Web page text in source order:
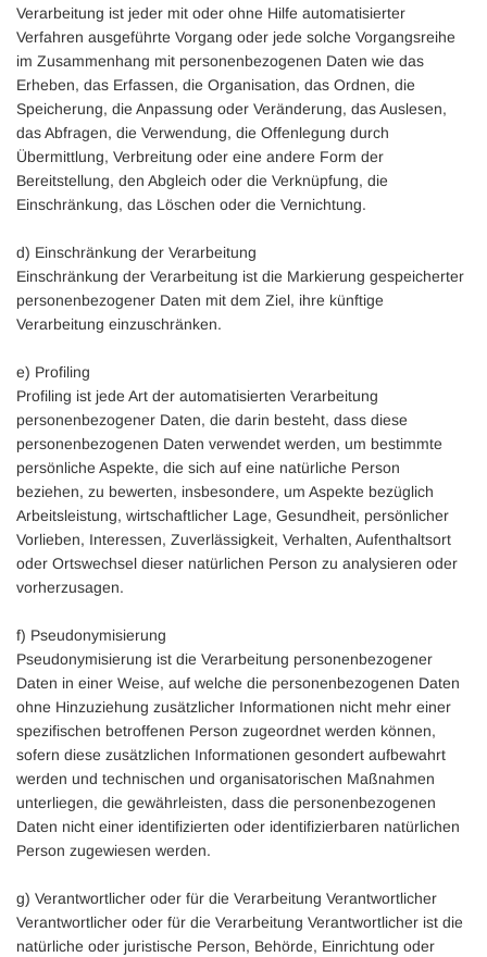
Verarbeitung ist jeder mit oder ohne Hilfe automatisierter
Verfahren ausgeführte Vorgang oder jede solche Vorgangsreihe
im Zusammenhang mit personenbezogenen Daten wie das
Erheben, das Erfassen, die Organisation, das Ordnen, die
Speicherung, die Anpassung oder Veränderung, das Auslesen,
das Abfragen, die Verwendung, die Offenlegung durch
Übermittlung, Verbreitung oder eine andere Form der
Bereitstellung, den Abgleich oder die Verknüpfung, die
Einschränkung, das Löschen oder die Vernichtung.
d) Einschränkung der Verarbeitung
Einschränkung der Verarbeitung ist die Markierung gespeicherter
personenbezogener Daten mit dem Ziel, ihre künftige
Verarbeitung einzuschränken.
e) Profiling
Profiling ist jede Art der automatisierten Verarbeitung
personenbezogener Daten, die darin besteht, dass diese
personenbezogenen Daten verwendet werden, um bestimmte
persönliche Aspekte, die sich auf eine natürliche Person
beziehen, zu bewerten, insbesondere, um Aspekte bezüglich
Arbeitsleistung, wirtschaftlicher Lage, Gesundheit, persönlicher
Vorlieben, Interessen, Zuverlässigkeit, Verhalten, Aufenthaltsort
oder Ortswechsel dieser natürlichen Person zu analysieren oder
vorherzusagen.
f) Pseudonymisierung
Pseudonymisierung ist die Verarbeitung personenbezogener
Daten in einer Weise, auf welche die personenbezogenen Daten
ohne Hinzuziehung zusätzlicher Informationen nicht mehr einer
spezifischen betroffenen Person zugeordnet werden können,
sofern diese zusätzlichen Informationen gesondert aufbewahrt
werden und technischen und organisatorischen Maßnahmen
unterliegen, die gewährleisten, dass die personenbezogenen
Daten nicht einer identifizierten oder identifizierbaren natürlichen
Person zugewiesen werden.
g) Verantwortlicher oder für die Verarbeitung Verantwortlicher
Verantwortlicher oder für die Verarbeitung Verantwortlicher ist die
natürliche oder juristische Person, Behörde, Einrichtung oder